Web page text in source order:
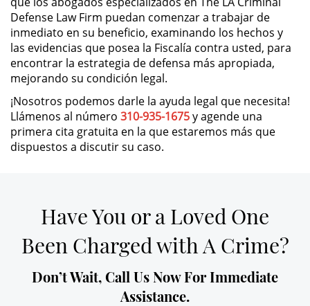
DUI Causing Injury
DUI Laws In The State Of California
Driving Under the Influence of a
Drug (DUID)
Dry Reckless
Underage DUI
Wet Reckless
3rd Offense DUI
Defense Law Firm puedan comenzar a trabajar de
inmediato en su beneficio, examinando los hechos y
las evidencias que posea la Fiscalía contra usted, para
encontrar la estrategia de defensa más apropiada,
mejorando su condición legal.
¡Nosotros podemos darle la ayuda legal que necesita!
Llámenos al número 310-935-1675y agende una
primera cita gratuita en la que estaremos más que
dispuestos a discutir su caso.
Have You or a Loved One
Been Charged with A Crime?
Don’t Wait, Call Us Now For Immediate
Assistance.